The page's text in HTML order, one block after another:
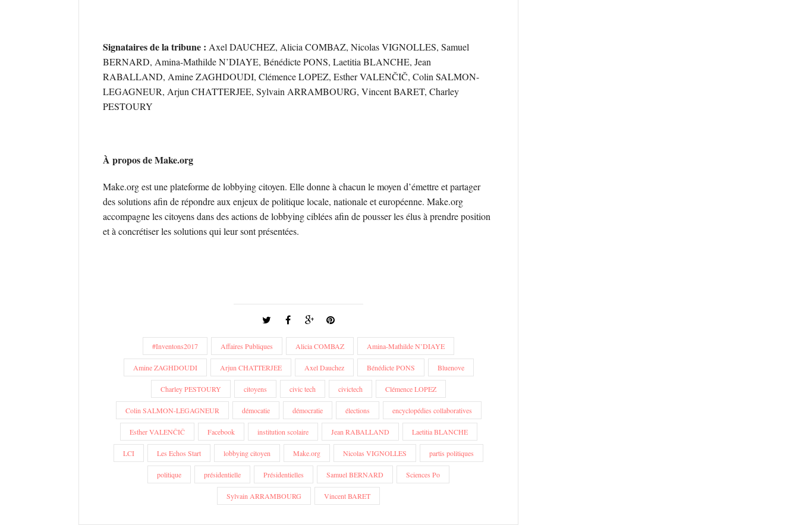
Signataires de la tribune : Axel DAUCHEZ, Alicia COMBAZ, Nicolas VIGNOLLES, Samuel
BERNARD, Amina-Mathilde N’DIAYE, Bénédicte PONS, Laetitia BLANCHE, Jean
RABALLAND, Amine ZAGHDOUDI, Clémence LOPEZ, Esther VALENČIČ, Colin SALMON-
LEGAGNEUR, Arjun CHATTERJEE, Sylvain ARRAMBOURG, Vincent BARET, Charley
PESTOURY
À propos de Make.org
Make.org est une plateforme de lobbying citoyen. Elle donne à chacun le moyen d’émettre et partager
des solutions afin de répondre aux enjeux de politique locale, nationale et européenne. Make.org
accompagne les citoyens dans des actions de lobbying ciblées afin de pousser les élus à prendre position
et à concrétiser les solutions qui leur sont présentées.
#Inventons2017 Affaires Publiques Alicia COMBAZ Amina-Mathilde N’DIAYE
Amine ZAGHDOUDI Arjun CHATTERJEE Axel Dauchez Bénédicte PONS Bluenove
Charley PESTOURY citoyens civic tech civictech Clémence LOPEZ
Colin SALMON-LEGAGNEUR démocatie démocratie élections encyclopédies collaboratives
Esther VALENČIČ Facebook institution scolaire Jean RABALLAND Laetitia BLANCHE
LCI Les Echos Start lobbying citoyen Make.org Nicolas VIGNOLLES partis politiques
politique présidentielle Présidentielles Samuel BERNARD Sciences Po
Sylvain ARRAMBOURG Vincent BARET